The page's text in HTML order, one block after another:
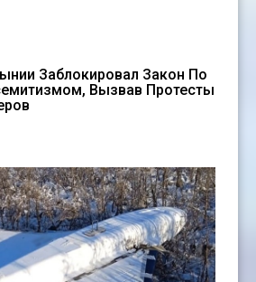
Заблокировал Закон По
Вызвав Протесты